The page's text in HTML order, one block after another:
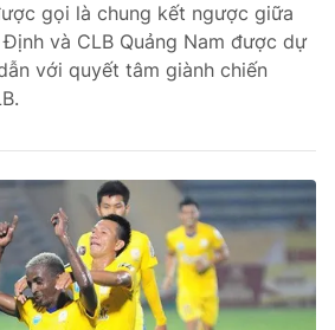
gọi là chung kết ngược giữa
và CLB Quảng Nam được dự
với quyết tâm giành chiến